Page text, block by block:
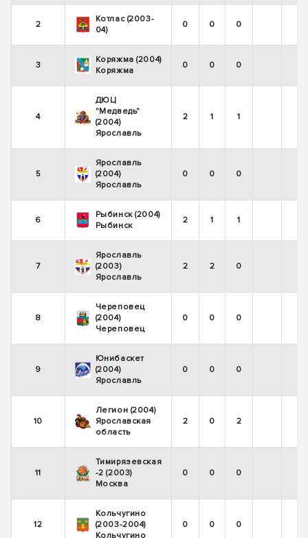
2
Котлас (2003-
04)
0 0 0
3
Коряжма (2004)
Коряжма
0 0 0
4
ДЮЦ
"Медведь"
(2004)
Ярославль
2 1 1
5
Ярославль
(2004)
Ярославль
0 0 0
6
Рыбинск (2004)
Рыбинск
2 1 1
7
Ярославль
(2003)
Ярославль
2 2 0
8
Череповец
(2004)
Череповец
0 0 0
9
Юнибаскет
(2004)
Ярославль
0 0 0
10
Легион (2004)
Ярославская
область
2 0 2
11
Тимирязевская
-2 (2003)
Москва
0 0 0
12
Кольчугино
(2003-2004)
Кольчугино
0 0 0